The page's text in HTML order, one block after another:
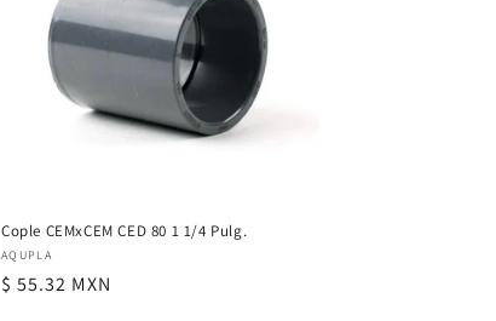
Cople CEMxCEM CED 80 1 1/4 Pulg.
Proveedor:
AQUPLA
Precio
$ 55.32 MXN